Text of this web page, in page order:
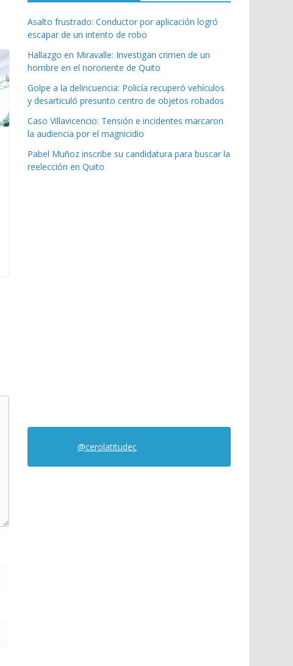
Asalto frustrado: Conductor por aplicación logró
escapar de un intento de robo
Hallazgo en Miravalle: Investigan crimen de un
hombre en el nororiente de Quito
Golpe a la delincuencia: Policía recuperó vehículos
y desarticuló presunto centro de objetos robados
Caso Villavicencio: Tensión e incidentes marcaron
la audiencia por el magnicidio
Pabel Muñoz inscribe su candidatura para buscar la
reelección en Quito
@cerolatitudec